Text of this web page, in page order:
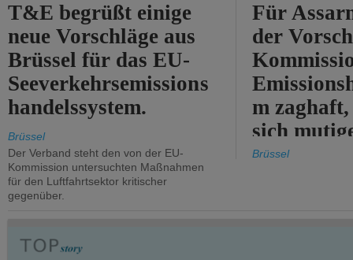
T&E begrüßt einige
neue Vorschläge aus
Brüssel für das EU-
Seeverkehrsemissions
handelssystem.
Brüssel
Der Verband steht den von der EU-
Kommission untersuchten Maßnahmen
für den Luftfahrtsektor kritischer
gegenüber.
Für
der
m
sich
Brüssel